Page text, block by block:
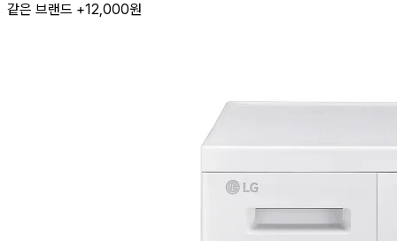
같은 브랜드 +12,000원